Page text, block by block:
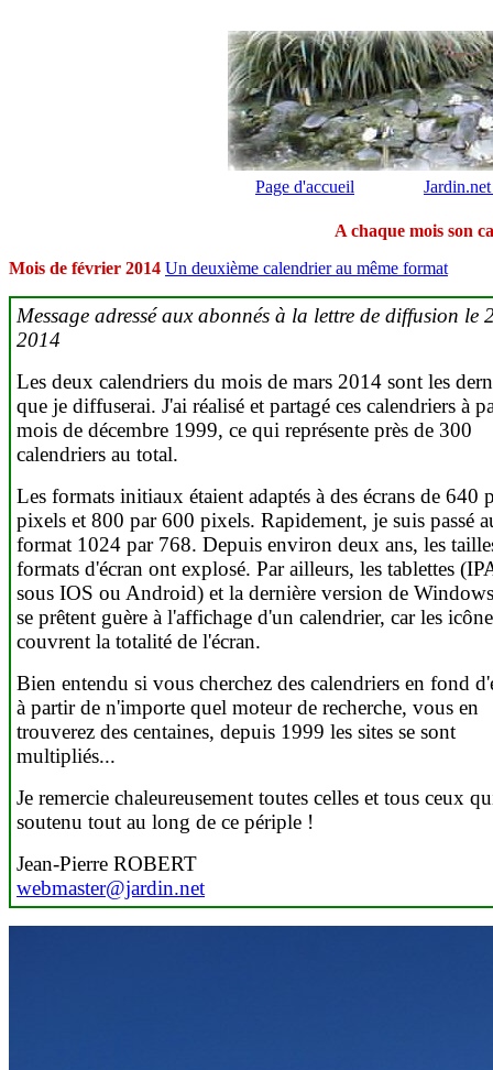
Page d'accueil
A chaque mois son
Mois de février 2014 Un deuxième calendrier au même format
Message adressé aux abonnés à la lettre de diffusion le
2014
Les deux calendriers du mois de mars 2014 sont les
que je diffuserai. J'ai réalisé et partagé ces calendriers à
mois de décembre 1999, ce qui représente près de 300
calendriers au total.
Les formats initiaux étaient adaptés à des écrans de 640
pixels et 800 par 600 pixels. Rapidement, je suis passé
format 1024 par 768. Depuis environ deux ans, les
formats d'écran ont explosé. Par ailleurs, les tablettes
sous IOS ou Android) et la dernière version de
se prêtent guère à l'affichage d'un calendrier, car les
couvrent la totalité de l'écran.
Bien entendu si vous cherchez des calendriers en fond
à partir de n'importe quel moteur de recherche, vous en
trouverez des centaines, depuis 1999 les sites se sont
multipliés...
Je remercie chaleureusement toutes celles et tous ceux
soutenu tout au long de ce périple !
Jean-Pierre ROBERT
webmaster@jardin.net